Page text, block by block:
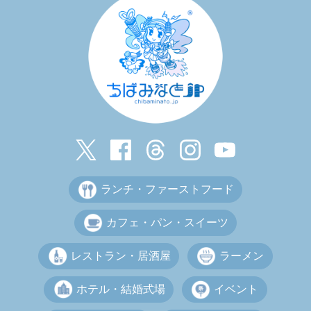
ランチ・ファーストフード
カフェ・パン・スイーツ
レストラン・居酒屋 ラーメン
ホテル・結婚式場 イベント